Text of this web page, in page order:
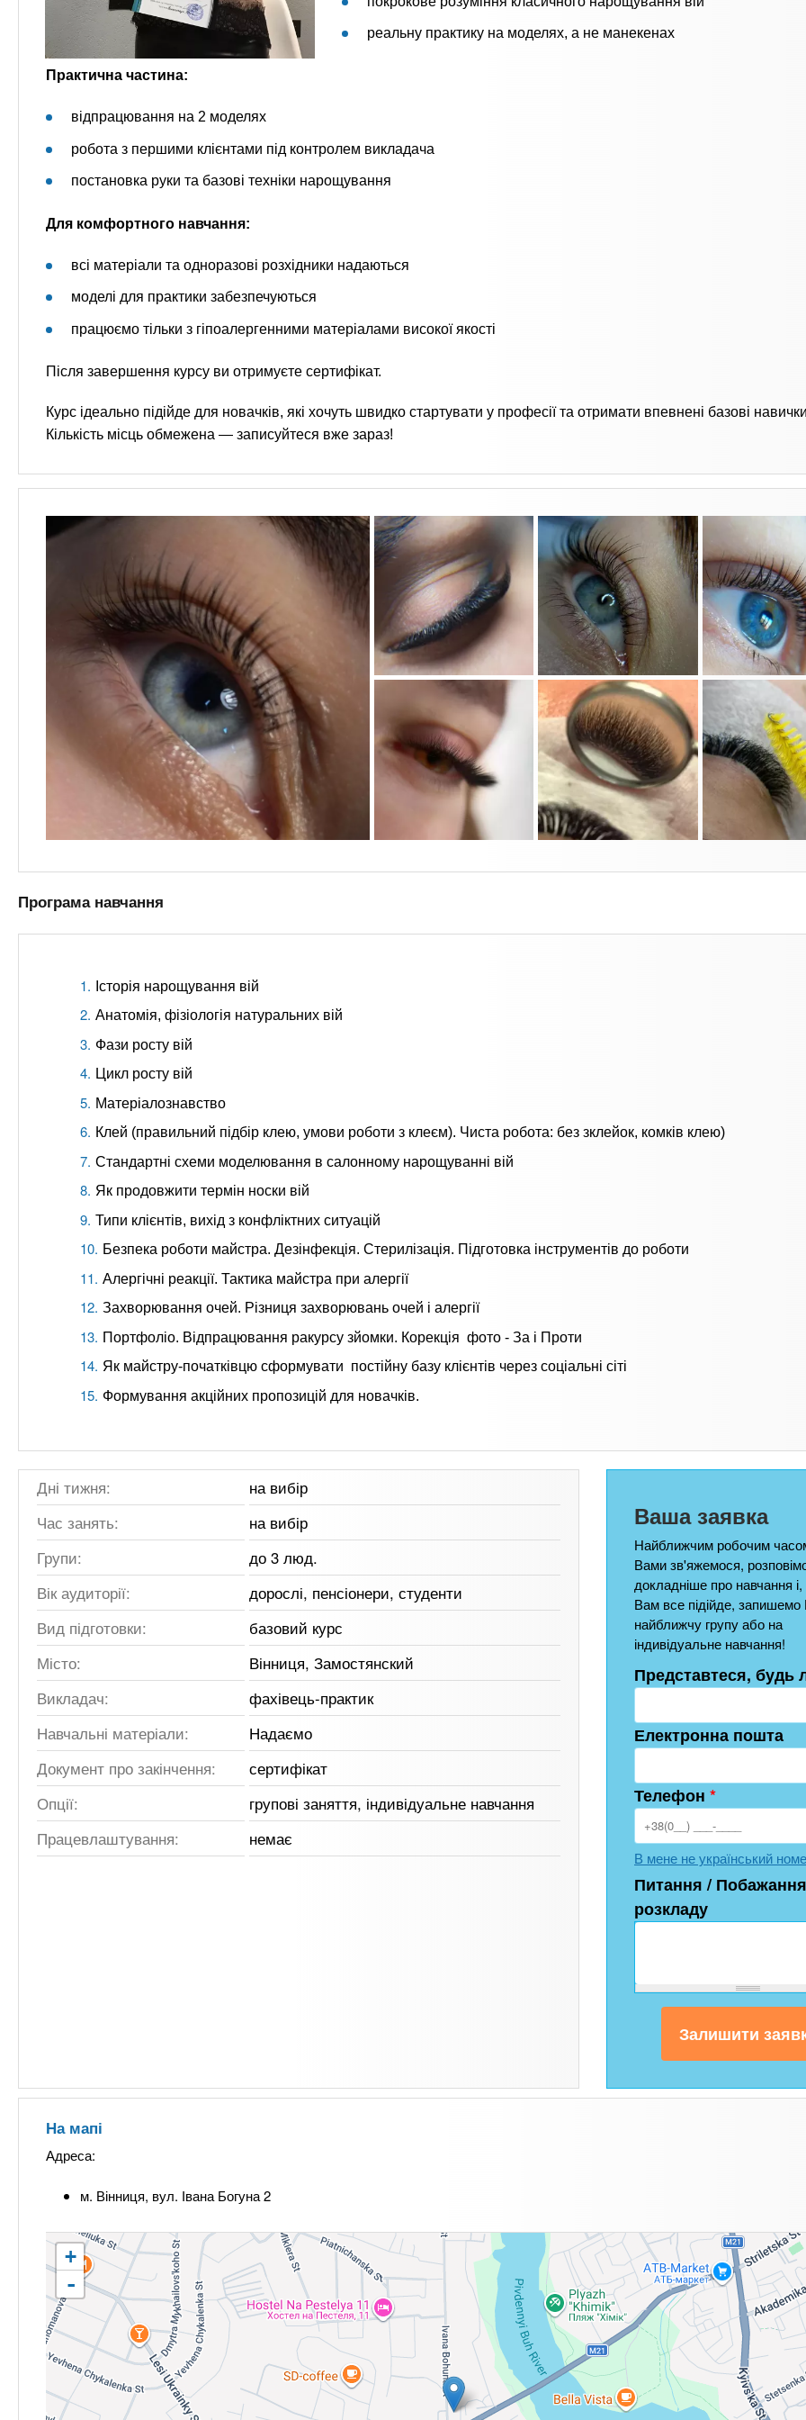
реальну практику на моделях, а не манекенах
Практична частина:
відпрацювання на 2 моделях
робота з першими клієнтами під контролем викладача
постановка руки та базові техніки нарощування
Для комфортного навчання:
всі матеріали та одноразові розхідники надаються
моделі для практики забезпечуються
працюємо тільки з гіпоалергенними матеріалами високої якості
Після завершення курсу ви отримуєте сертифікат.
Курс ідеально підійде для новачків, які хочуть швидко стартувати у професії та отримати впевнені базові
Кількість місць обмежена — записуйтеся вже зараз!
Програма навчання
Історія нарощування вій
Анатомія, фізіологія натуральних вій
Фази росту вій
Цикл росту вій
Матеріалознавство
Клей (правильний підбір клею, умови роботи з клеєм). Чиста робота: без зклейок, комків клею)
Стандартні схеми моделювання в салонному нарощуванні вій
Як продовжити термін носки вій
Типи клієнтів, вихід з конфліктних ситуацій
Безпека роботи майстра. Дезінфекція. Стерилізація. Підготовка інструментів до роботи
Алергічні реакції. Тактика майстра при алергії
Захворювання очей. Різниця захворювань очей і алергії
Портфоліо. Відпрацювання ракурсу зйомки. Корекція фото - За і Проти
Як майстру-початківцю сформувати постійну базу клієнтів через соціальні сіті
Формування акційних пропозицій для новачків.
Дні тижня:
на вибір
Час занять:
на вибір
Групи:
до 3 люд.
Вік аудиторії:
дорослі, пенсіонери, студенти
Вид підготовки:
базовий курс
Місто:
Вінниця, Замостянский
Викладач:
фахівець-практик
Навчальні матеріали:
Надаємо
Документ про закінчення:
сертифікат
Опції:
групові заняття, індивідуальне навчання
Працевлаштування:
немає
Ваша заявка
Найближчим робочим
Вами зв'яжемося,
докладніше про навчання
Вам все підійде, запишемо
найближчу групу або на
індивідуальне навчання!
Представтеся, будь
Електронна пошта
Телефон *
В мене не український
Питання /
розкладу
На мапі
Адреса:
м. Вінниця, вул. Івана Богуна 2
+
-